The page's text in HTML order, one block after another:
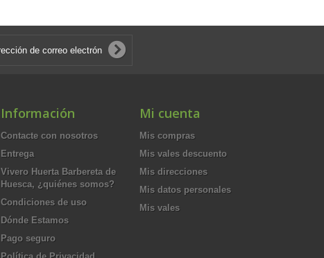
Información
Contacte con nosotros
Entrega
Vivero Huerta Barbereta de
Huesca, ¿quiénes somos?
Condiciones de uso
Dónde Estamos
Pago seguro
Mi cuenta
Mis compras
Mis vales descuento
Mis direcciones
Mis datos personales
Mis vales